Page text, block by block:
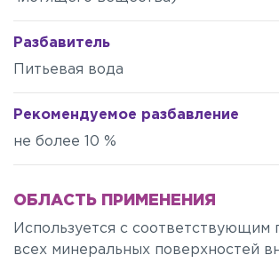
Разбавитель
Питьевая вода
Рекомендуемое разбавление
не более 10 %
ОБЛАСТЬ ПРИМЕНЕНИЯ
Используется с соответствующим
всех минеральных поверхностей